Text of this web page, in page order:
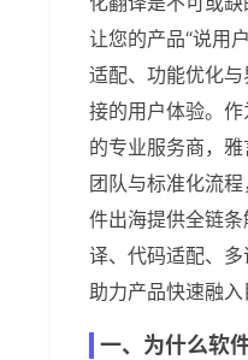
让您的产品“说用
适配、功能优化
接的用户体验。
的专业服务商，
团队与标准化流
件出海提供全链
译、代码适配、多
助力产品快速融入
一、为什么软